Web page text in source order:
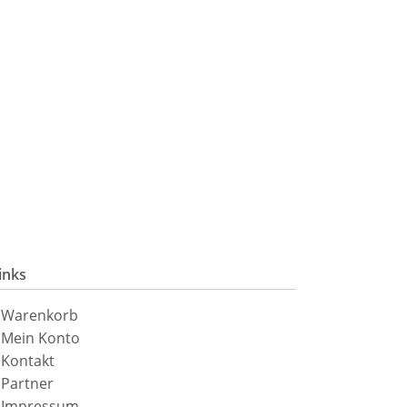
Warenkorb
Mein Konto
Kontakt
Partner